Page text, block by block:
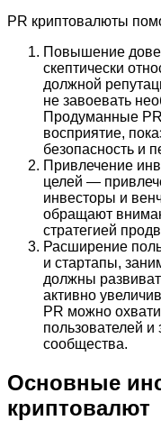
PR криптовалюты
Повышение
скептически
должной
не завоевать
Продуманные
восприятие,
безопасность и
Привлечение
целей —
инвесторы и
обращают
стратегией
Расширение
и стартапы,
должны
активно
PR можно
пользователей и
сообщества.
Основные
криптовалют